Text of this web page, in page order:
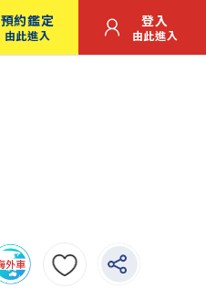
預約鑑定
由此進入
登入
由此進入